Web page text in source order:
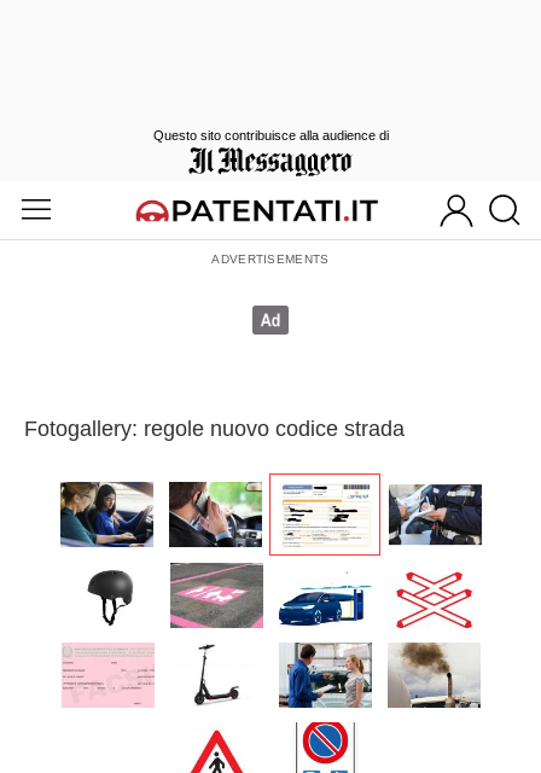
Fotogallery: regole nuovo codice strada
Questo sito contribuisce alla audience di